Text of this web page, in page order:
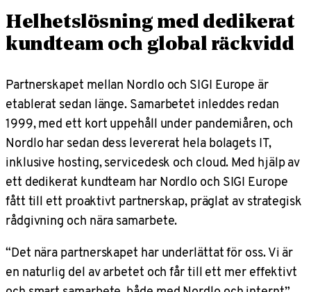
Helhetslösning med dedikerat
kundteam och global räckvidd
Partnerskapet mellan Nordlo och SIGI Europe är
etablerat sedan länge. Samarbetet inleddes redan
1999, med ett kort uppehåll under pandemiåren, och
Nordlo har sedan dess levererat hela bolagets IT,
inklusive hosting, servicedesk och cloud. Med hjälp av
ett dedikerat kundteam har Nordlo och SIGI Europe
fått till ett proaktivt partnerskap, präglat av strategisk
rådgivning och nära samarbete.
“Det nära partnerskapet har underlättat för oss. Vi är
en naturlig del av arbetet och får till ett mer effektivt